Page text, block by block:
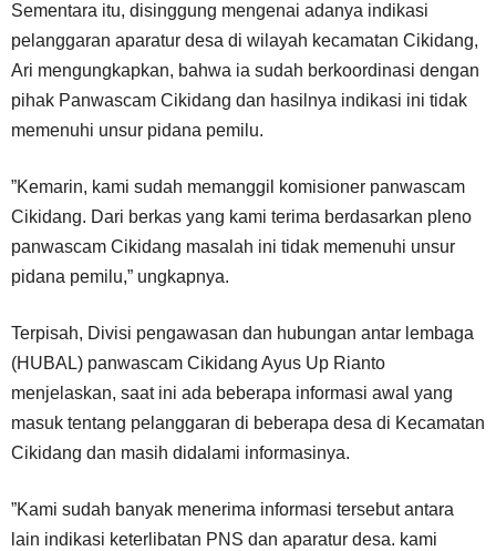
Sementara itu, disinggung mengenai adanya indikasi
pelanggaran aparatur desa di wilayah kecamatan Cikidang,
Ari mengungkapkan, bahwa ia sudah berkoordinasi dengan
pihak Panwascam Cikidang dan hasilnya indikasi ini tidak
memenuhi unsur pidana pemilu.
”Kemarin, kami sudah memanggil komisioner panwascam
Cikidang. Dari berkas yang kami terima berdasarkan pleno
panwascam Cikidang masalah ini tidak memenuhi unsur
pidana pemilu,” ungkapnya.
Terpisah, Divisi pengawasan dan hubungan antar lembaga
(HUBAL) panwascam Cikidang Ayus Up Rianto
menjelaskan, saat ini ada beberapa informasi awal yang
masuk tentang pelanggaran di beberapa desa di Kecamatan
Cikidang dan masih didalami informasinya.
”Kami sudah banyak menerima informasi tersebut antara
lain indikasi keterlibatan PNS dan aparatur desa. kami